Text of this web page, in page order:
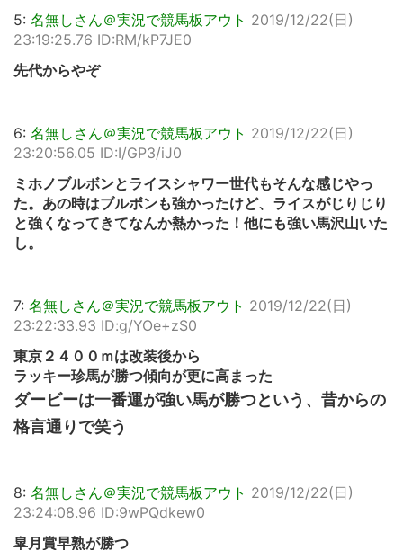
5: 名無しさん＠実況で競馬板アウト 2019/12/22(日)
23:19:25.76 ID:RM/kP7JE0
先代からやぞ
6: 名無しさん＠実況で競馬板アウト 2019/12/22(日)
23:20:56.05 ID:I/GP3/iJ0
ミホノブルボンとライスシャワー世代もそんな感じやっ
た。あの時はブルボンも強かったけど、ライスがじりじり
と強くなってきてなんか熱かった！他にも強い馬沢山いた
し。
7: 名無しさん＠実況で競馬板アウト 2019/12/22(日)
23:22:33.93 ID:g/YOe+zS0
東京２４００ｍは改装後から
ラッキー珍馬が勝つ傾向が更に高まった
ダービーは一番運が強い馬が勝つという、昔からの
格言通りで笑う
8: 名無しさん＠実況で競馬板アウト 2019/12/22(日)
23:24:08.96 ID:9wPQdkew0
皐月賞早熟が勝つ